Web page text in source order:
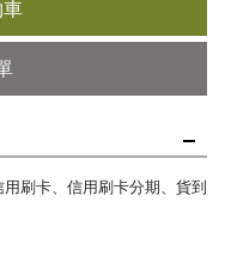
車
刷卡、信用刷卡分期、貨到